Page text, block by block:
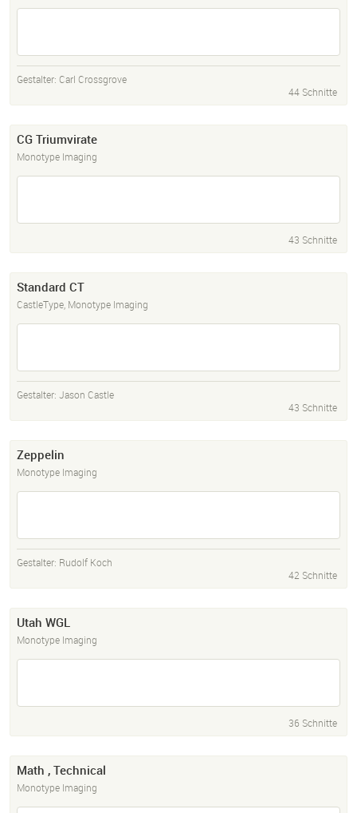
Gestalter: Carl Crossgrove
44 Schnitte
CG Triumvirate
Monotype Imaging
43 Schnitte
Standard CT
CastleType, Monotype Imaging
Gestalter: Jason Castle
43 Schnitte
Zeppelin
Monotype Imaging
Gestalter: Rudolf Koch
42 Schnitte
Utah WGL
Monotype Imaging
36 Schnitte
Math , Technical
Monotype Imaging